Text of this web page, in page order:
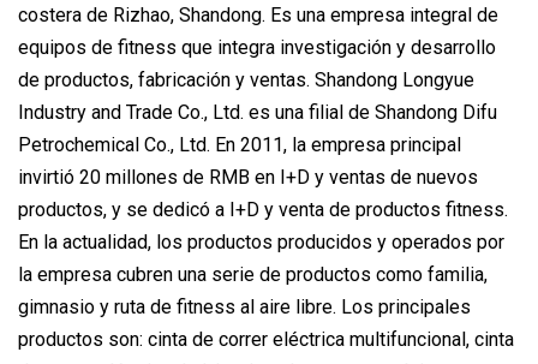
costera de Rizhao, Shandong. Es una empresa integral de
equipos de fitness que integra investigación y desarrollo
de productos, fabricación y ventas. Shandong Longyue
Industry and Trade Co., Ltd. es una filial de Shandong Difu
Petrochemical Co., Ltd. En 2011, la empresa principal
invirtió 20 millones de RMB en I+D y ventas de nuevos
productos, y se dedicó a I+D y venta de productos fitness.
En la actualidad, los productos producidos y operados por
la empresa cubren una serie de productos como familia,
gimnasio y ruta de fitness al aire libre. Los principales
productos son: cinta de correr eléctrica multifuncional, cinta